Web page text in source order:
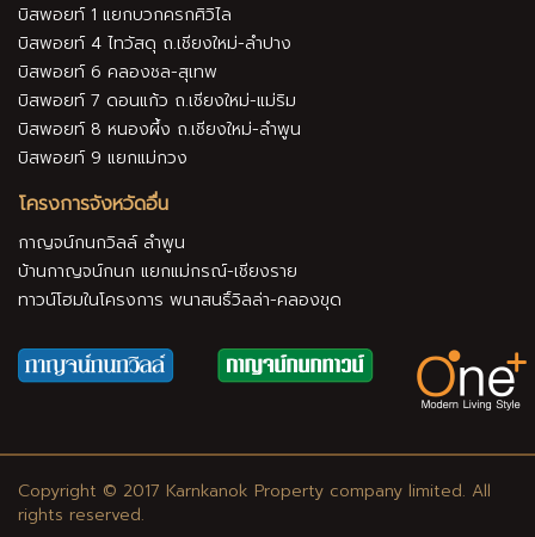
บิสพอยท์ 1 แยกบวกครกศิวิไล
บิสพอยท์ 4 ไทวัสดุ ถ.เชียงใหม่-ลำปาง
บิสพอยท์ 6 คลองชล-สุเทพ
บิสพอยท์ 7 ดอนแก้ว ถ.เชียงใหม่-แม่ริม
บิสพอยท์ 8 หนองผึ้ง ถ.เชียงใหม่-ลำพูน
บิสพอยท์ 9 แยกแม่กวง
โครงการจังหวัดอื่น
กาญจน์กนกวิลล์ ลำพูน
บ้านกาญจน์กนก แยกแม่กรณ์-เชียงราย
ทาวน์โฮมในโครงการ พนาสนธิ์วิลล่า-คลองขุด
Copyright © 2017 Karnkanok Property company limited. All
rights reserved.